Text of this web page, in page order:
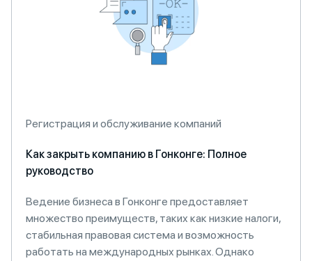
Регистрация и обслуживание компаний
Как закрыть компанию в Гонконге: Полное
руководство
Ведение бизнеса в Гонконге предоставляет
множество преимуществ, таких как низкие налоги,
стабильная правовая система и возможность
работать на международных рынках. Однако